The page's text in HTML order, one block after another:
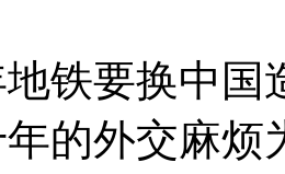
铁要换中国
的外交麻烦